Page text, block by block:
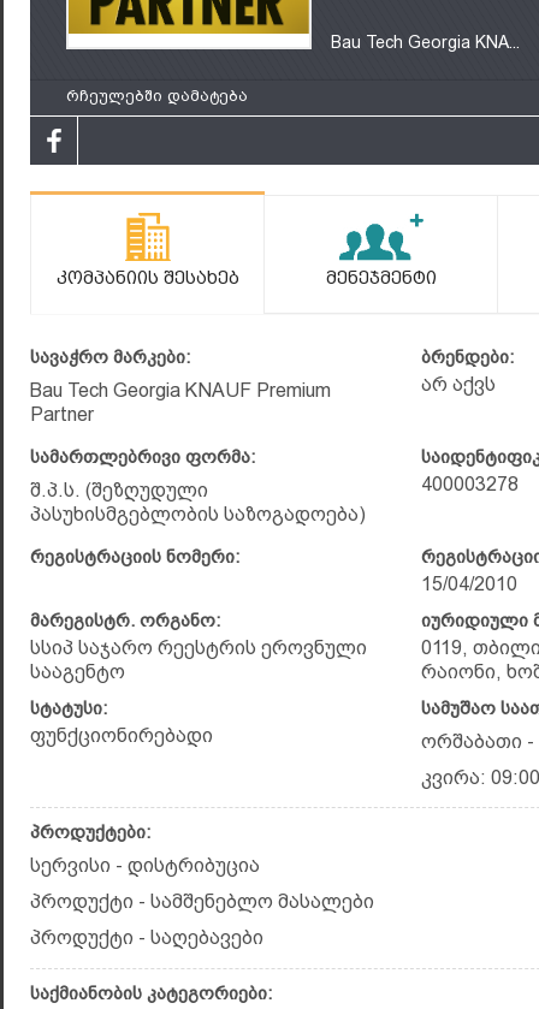
Bau Tech Georgia KNA...
რჩეულებში დამატება
Კომპანიის Შესახებ Მენეჯმენტი
სავაჭრო მარკები:
Bau Tech Georgia KNAUF Premium
Partner
ბრენდები:
არ აქვს
სამართლებრივი ფორმა:
შ.პ.ს. (შეზღუდული
პასუხისმგებლობის საზოგადოება)
400003278
რეგისტრაციის ნომერი:
15/04/2010
მარეგისტრ. ორგანო:
სსიპ საჯარო რეესტრის ეროვნული
სააგენტო
იურიდიული
0119,
რაიონი,
სტატუსი:
ფუნქციონირებადი
სამუშაო
ორშაბათი -
კვირა:
პროდუქტები:
სერვისი - დისტრიბუცია
პროდუქტი - სამშენებლო მასალები
პროდუქტი - საღებავები
საქმიანობის კატეგორიები: